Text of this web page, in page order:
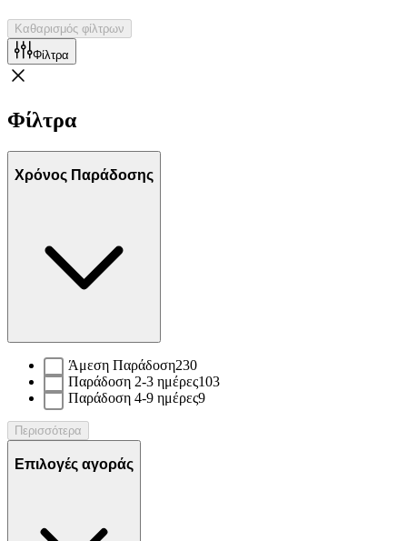
Καθαρισμός φίλτρων
Φίλτρα
Φίλτρα
Χρόνος Παράδοσης
Άμεση Παράδοση230
Παράδοση 2-3 ημέρες103
Παράδοση 4-9 ημέρες9
Περισσότερα
Επιλογές αγοράς